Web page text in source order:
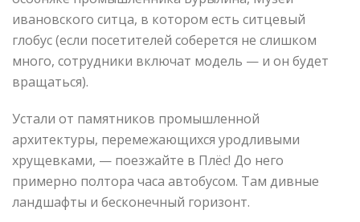
ивановского ситца, в котором есть ситцевый
глобус (если посетителей соберется не слишком
много, сотрудники включат модель — и он будет
вращаться).
Устали от памятников промышленной
архитектуры, перемежающихся уродливыми
хрущевками, — поезжайте в Плёс! До него
примерно полтора часа автобусом. Там дивные
ландшафты и бесконечный горизонт.